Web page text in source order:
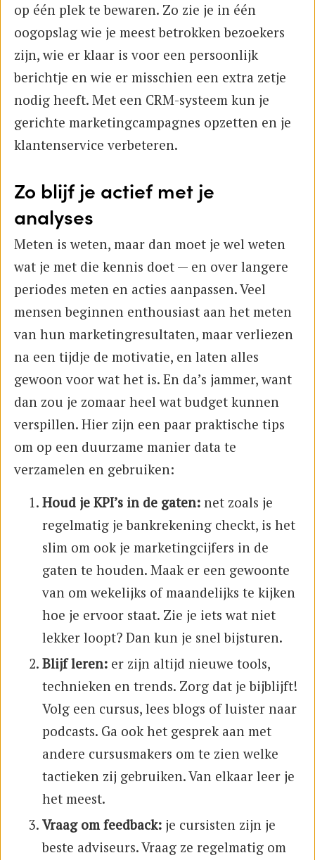
op één plek te bewaren. Zo zie je in één
oogopslag wie je meest betrokken bezoekers
zijn, wie er klaar is voor een persoonlijk
berichtje en wie er misschien een extra zetje
nodig heeft. Met een CRM-systeem kun je
gerichte marketingcampagnes opzetten en je
klantenservice verbeteren.
Zo blijf je actief met je
analyses
Meten is weten, maar dan moet je wel weten
wat je met die kennis doet — en over langere
periodes meten en acties aanpassen. Veel
mensen beginnen enthousiast aan het meten
van hun marketingresultaten, maar verliezen
na een tijdje de motivatie, en laten alles
gewoon voor wat het is. En da’s jammer, want
dan zou je zomaar heel wat budget kunnen
verspillen. Hier zijn een paar praktische tips
om op een duurzame manier data te
verzamelen en gebruiken:
Houd je KPI’s in de gaten: net zoals je
regelmatig je bankrekening checkt, is het
slim om ook je marketingcijfers in de
gaten te houden. Maak er een gewoonte
van om wekelijks of maandelijks te kijken
hoe je ervoor staat. Zie je iets wat niet
lekker loopt? Dan kun je snel bijsturen.
Blijf leren: er zijn altijd nieuwe tools,
technieken en trends. Zorg dat je bijblijft!
Volg een cursus, lees blogs of luister naar
podcasts. Ga ook het gesprek aan met
andere cursusmakers om te zien welke
tactieken zij gebruiken. Van elkaar leer je
het meest.
Vraag om feedback: je cursisten zijn je
beste adviseurs. Vraag ze regelmatig om